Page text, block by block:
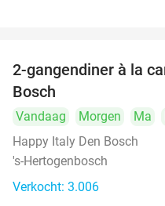
2-gangendiner à la
Bosch
Vandaag Morgen Ma
Happy Italy Den Bosch
's-Hertogenbosch
Verkocht: 3.006